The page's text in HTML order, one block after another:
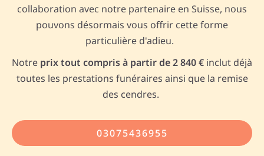
collaboration avec notre partenaire en Suisse, nous
pouvons désormais vous offrir cette forme
particulière d'adieu.
Notre prix tout compris à partir de 2 840 € inclut déjà
toutes les prestations funéraires ainsi que la remise
des cendres.
03075436955